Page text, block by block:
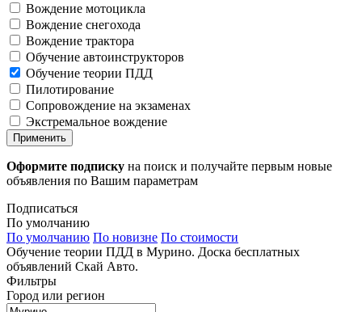
Вождение мотоцикла
Вождение снегохода
Вождение трактора
Обучение автоинструкторов
Обучение теории ПДД
Пилотирование
Сопровождение на экзаменах
Экстремальное вождение
Применить
Оформите подписку на поиск и получайте первым новые
объявления по Вашим параметрам
Подписаться
По умолчанию
По умолчанию По новизне По стоимости
Обучение теории ПДД в Мурино. Доска бесплатных
объявлений Скай Авто.
Фильтры
Город или регион